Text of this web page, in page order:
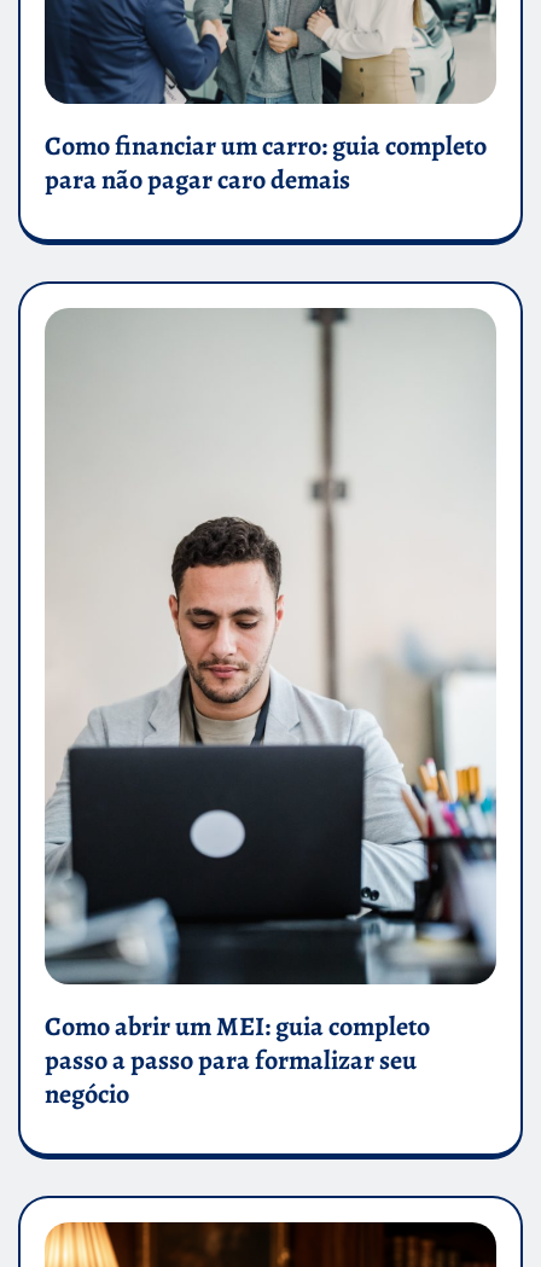
Como financiar um carro: guia completo
para não pagar caro demais
Como abrir um MEI: guia completo
passo a passo para formalizar seu
negócio